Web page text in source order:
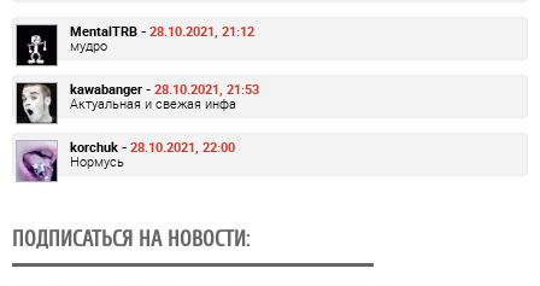
MentalTRB - 28.10.2021, 21:12
мудро
kawabanger - 28.10.2021, 21:53
Актуальная и свежая инфа
korchuk - 28.10.2021, 22:00
Нормусь
ПОДПИСАТЬСЯ НА НОВОСТИ: